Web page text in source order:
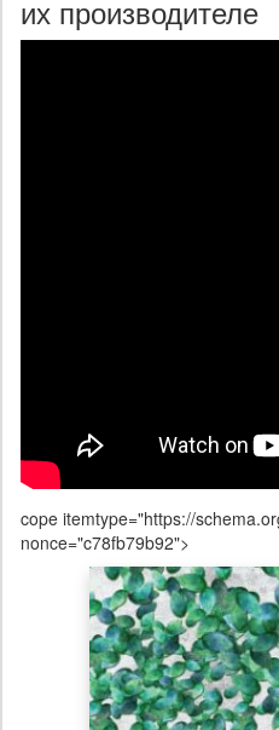
их производителе
cope itemtype="https://
nonce="c78fb79b92">